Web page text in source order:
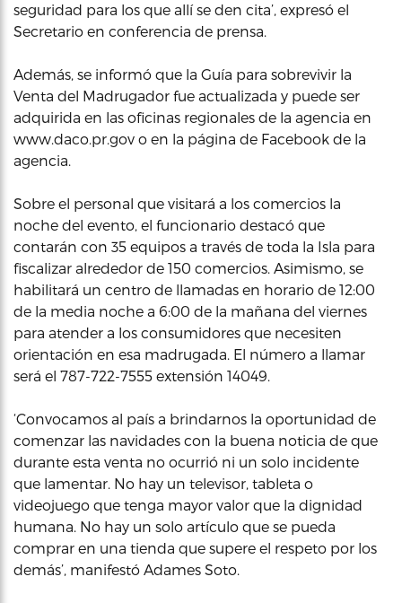
seguridad para los que allí se den cita’, expresó el
Secretario en conferencia de prensa.
Además, se informó que la Guía para sobrevivir la
Venta del Madrugador fue actualizada y puede ser
adquirida en las oficinas regionales de la agencia en
www.daco.pr.gov o en la página de Facebook de la
agencia.
Sobre el personal que visitará a los comercios la
noche del evento, el funcionario destacó que
contarán con 35 equipos a través de toda la Isla para
fiscalizar alrededor de 150 comercios. Asimismo, se
habilitará un centro de llamadas en horario de 12:00
de la media noche a 6:00 de la mañana del viernes
para atender a los consumidores que necesiten
orientación en esa madrugada. El número a llamar
será el 787-722-7555 extensión 14049.
‘Convocamos al país a brindarnos la oportunidad de
comenzar las navidades con la buena noticia de que
durante esta venta no ocurrió ni un solo incidente
que lamentar. No hay un televisor, tableta o
videojuego que tenga mayor valor que la dignidad
humana. No hay un solo artículo que se pueda
comprar en una tienda que supere el respeto por los
demás’, manifestó Adames Soto.